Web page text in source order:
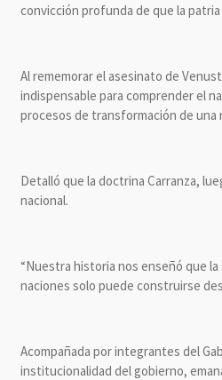
convicción profunda de que la
Al rememorar el asesinato de
indispensable para comprender el
procesos de transformación de una
Detalló que la doctrina Carranza,
nacional.
“Nuestra historia nos enseñó que
naciones solo puede construirse
Acompañada por integrantes del
institucionalidad del gobierno,